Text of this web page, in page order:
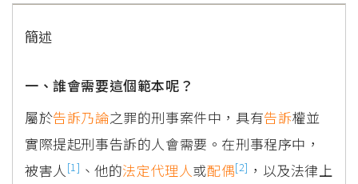
簡述
一、誰會需要這個範本呢？
屬於告訴乃論之罪的刑事案件中，具有告訴權並
實際提起刑事告訴的人會需要。在刑事程序中，
被害人 [1] 、他的法定代理人或配偶[2] ，以及法律上